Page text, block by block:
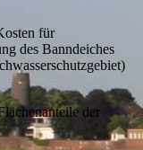
für
des Banndeiches
der